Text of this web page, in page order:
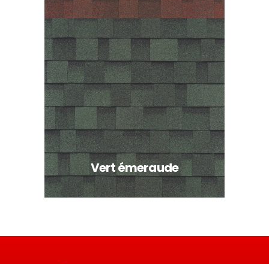
Vert émeraude